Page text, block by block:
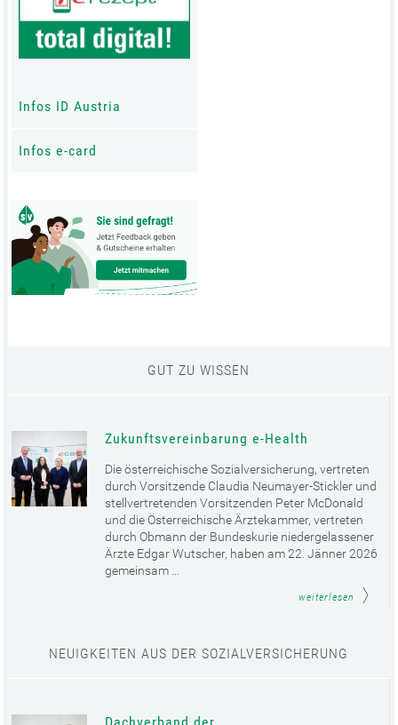
Infos ID Austria
Infos e-card
GUT ZU WISSEN
Zukunftsvereinbarung e-Health
Die österreichische Sozialversicherung, vertreten
durch Vorsitzende Claudia Neumayer-Stickler und
stellvertretenden Vorsitzenden Peter McDonald
und die Österreichische Ärztekammer, vertreten
durch Obmann der Bundeskurie niedergelassener
Ärzte Edgar Wutscher, haben am 22. Jänner 2026
gemeinsam ...
weiterlesen
NEUIGKEITEN AUS DER SOZIALVERSICHERUNG